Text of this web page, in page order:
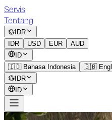
Servis
Tentang
💱 IDR
IDR
USD EUR
AUD
ID
🇮🇩 Bahasa Indonesia
🇬🇧
💱 IDR
ID